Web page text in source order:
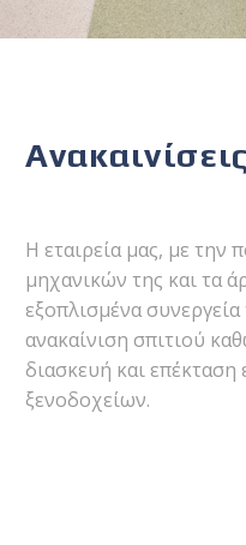
Ανακαινίσεις
Η εταιρεία μας, με την
μηχανικών της και τα
εξοπλισμένα συνεργεία
ανακαίνιση σπιτιού
διασκευή και
ξενοδοχείων.